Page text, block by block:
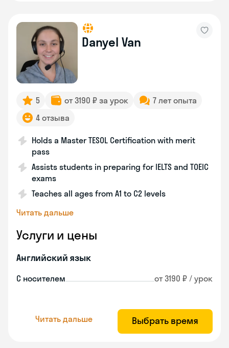
Danyel Van
5 от 3190 ₽ за урок
7 лет опыта
4 отзыва
Holds a Master TESOL Certification with merit
pass
Assists students in preparing for IELTS and TOEIC
exams
Teaches all ages from A1 to C2 levels
Читать дальше
Услуги и цены
Английский язык
С носителем от 3190 ₽ / урок
Читать дальше Выбрать время